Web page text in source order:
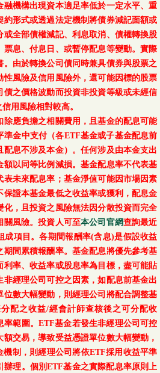
融機構出現資本適足率低於一定水平、重
形式或透過法定機制將債券減記面額或
全部債權減記、利息取消、債權轉換股
息、付息日、或暫停配息等變動。實際
由於轉換公司債同時兼具債券與股票之
風險及信用風險外，還可能因標的股票
之價格波動而投資非投資等級或未經信
用風險相對較高。
應負擔之相關費用，且基金的配息可能
準金中支付（各ETF基金或子基金配息前
息不涉及本金）。任何涉及由本金支出
額以同等比例減損。基金配息率不代表基
未來配息率；基金淨值可能因市場因素
保證本基金最低之收益率或獲利，配息金
，且投資之風險無法因分散投資而完全
關風險。投資人可至本公司官網查詢最近
成項目。各期間報酬率(含息)是假設收益
間累積報酬率。基金配息將優先參考基
率、收益率或股息率為目標，盡可能貼
經理公司可控之因素，如配息前基金出
數大幅變動，則經理公司將配合調整基
配之收益/經會計師查核後之可分配收
率範圍。ETF基金若發生非經理公司可控
交易，導致受益憑證單位數大幅變動，
制，則經理公司將依ETF採用收益平準
辦理。個別ETF基金之實際配息率原則上